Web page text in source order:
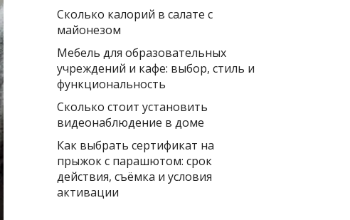
Сколько калорий в салате с
майонезом
Мебель для образовательных
учреждений и кафе: выбор, стиль и
функциональность
Сколько стоит установить
видеонаблюдение в доме
Как выбрать сертификат на
прыжок с парашютом: срок
действия, съёмка и условия
активации